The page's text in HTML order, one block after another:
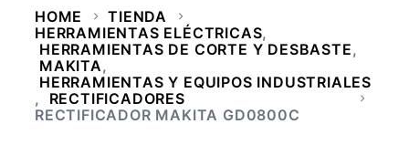
HOME
TIENDA
HERRAMIENTAS ELÉCTRICAS,
HERRAMIENTAS DE CORTE Y DESBASTE,
MAKITA,
HERRAMIENTAS Y EQUIPOS INDUSTRIALES
,
RECTIFICADORES
RECTIFICADOR MAKITA GD0800C